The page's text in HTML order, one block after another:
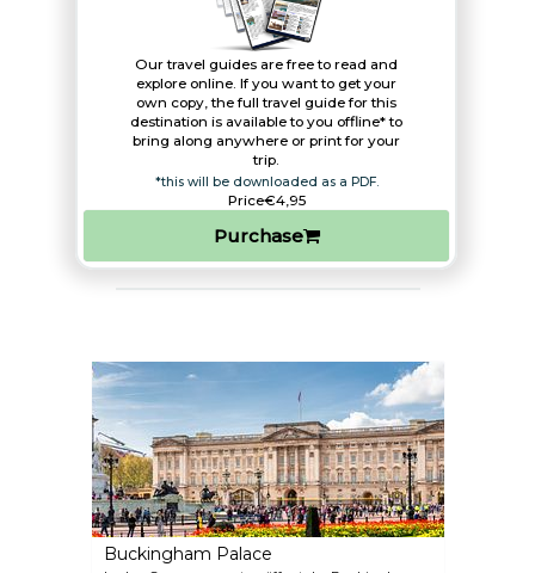
Our travel guides are free to read and
explore online. If you want to get your
own copy, the full travel guide for this
destination is available to you offline* to
bring along anywhere or print for your
trip.​
*this will be downloaded as a PDF.
Price€4,95
Purchase
Buckingham Palace